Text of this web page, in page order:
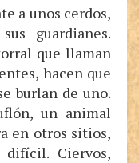
a unos cerdos,
guardianes.
que llaman
hacen que
burlan de uno.
un animal
en otros sitios,
Ciervos,